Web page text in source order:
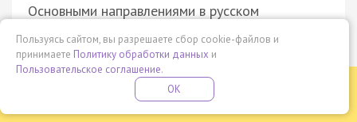
Основными направлениями в русском
общественном движении во второй половине
XIX в. были консервативное, либеральное и
Консерваторы (К. П. Победоносцев, М. Н.
Бесплатная летняя школа
ПРОВЕДИ ЭТО ЛЕТО С ПОЛЬЗОЙ
Пользуясь сайтом, вы разрешаете сбор cookie-файлов и
принимаете Политику обработки данных и
Пользовательское соглашение.
OK